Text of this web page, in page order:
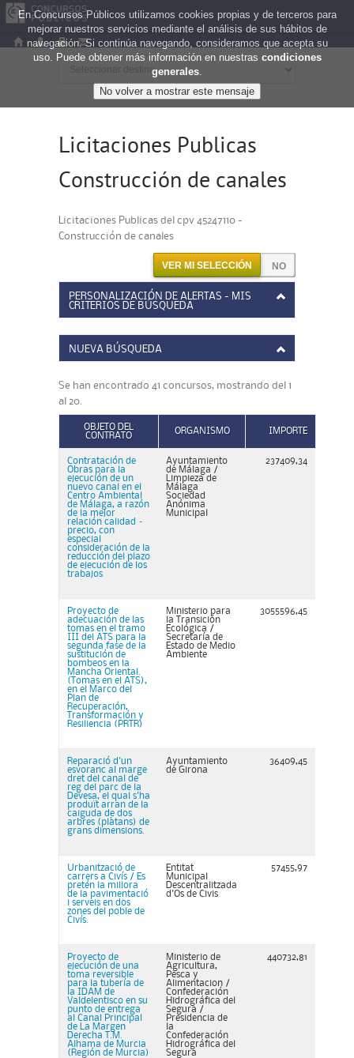
Licitaciones Publicas
Construcción de canales
Licitaciones Publicas del cpv 45247110 -
Construcción de canales
VER MI SELECCIÓN
PERSONALIZACIÓN DE ALERTAS - MIS
CRITERIOS DE BÚSQUEDA
NUEVA BÚSQUEDA
Se han encontrado 41 concursos, mostrando del 1
al 20.
OBJETO DEL
CONTRATO
ORGANISMO IMPORTE
Contratación de
Obras para la
ejecución de un
nuevo canal en el
Centro Ambiental
de Málaga, a razón
de la mejor
relación calidad –
precio, con
especial
consideración de la
reducción del plazo
de ejecución de los
trabajos
Ayuntamiento
de Málaga /
Limpieza de
Málaga
Sociedad
Anónima
Municipal
237409,34
Proyecto de
adecuación de las
tomas en el tramo
III del ATS para la
segunda fase de la
sustitución de
bombeos en la
Mancha Oriental.
(Tomas en el ATS),
en el Marco del
Plan de
Recuperación,
Transformación y
Resiliencia (PRTR)
Ministerio para
la Transición
Ecológica /
Secretaría de
Estado de Medio
Ambiente
3055596,45
Reparació d'un
esvoranc al marge
dret del canal de
reg del parc de la
Devesa, el qual s'ha
produït arran de la
caiguda de dos
arbres (plàtans) de
grans dimensions.
Ayuntamiento
de Girona
36409,45
Urbanització de
carrers a Civís / Es
pretén la millora
de la pavimentació
i serveis en dos
zones del poble de
Civís.
Entitat
Municipal
Descentralitzada
d'Os de Civis
57455,97
Proyecto de
ejecución de una
toma reversible
para la tubería de
la IDAM de
Valdelentisco en su
punto de entrega
al Canal Principal
de La Margen
Derecha T.M.
Alhama de Murcia
(Región de Murcia)
Ministerio de
Agricultura,
Pesca y
Alimentacion /
Confederación
Hidrográfica del
Segura /
Presidencia de
la
Confederación
Hidrográfica del
Segura
440732,81
En Concursos Públicos utilizamos cookies propias y de terceros para
mejorar nuestros servicios mediante el análisis de sus hábitos de
navegación. Si continúa navegando, consideramos que acepta su
uso. Puede obtener más información en nuestras condiciones
generales.